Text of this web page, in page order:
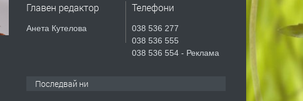
Главен редактор
Анета Кутелова
Телефони
038 536 277
038 536 555
038 536 554 - Реклама
Последвай ни